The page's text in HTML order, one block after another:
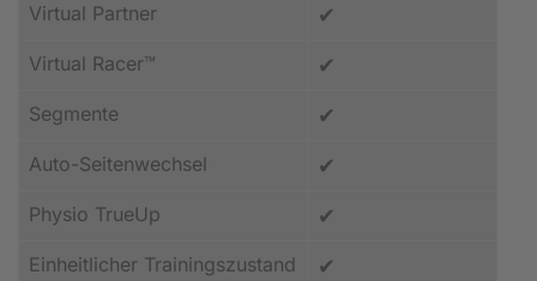
Virtual Partner ✔
Virtual Racer™ ✔
Segmente ✔
Auto-Seitenwechsel ✔
Physio TrueUp ✔
Einheitlicher Trainingszustand ✔